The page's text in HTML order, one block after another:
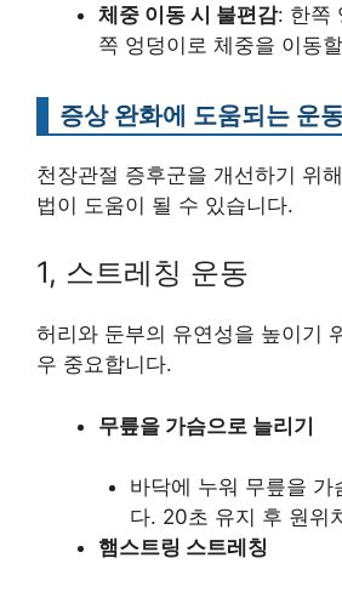
체중 이동 시 불편감: 한쪽
쪽 엉덩이로 체중을 이동
증상 완화에 도움되는 운
천장관절 증후군을 개선하기 위
법이 도움이 될 수 있습니다.
1, 스트레칭 운동
허리와 둔부의 유연성을 높이기
우 중요합니다.
무릎을 가슴으로 늘리기
바닥에 누워 무릎을 가
다. 20초 유지 후 원위
햄스트링 스트레칭